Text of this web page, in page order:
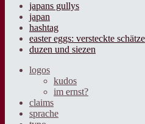
japans gullys
japan
hashtag
easter eggs: versteckte
duzen und siezen
logos
kudos
im ernst?
claims
sprache